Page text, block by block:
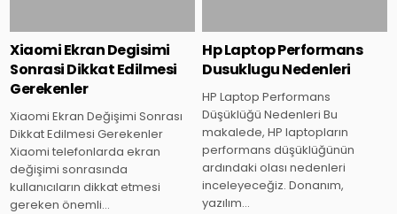
Xiaomi Ekran Degisimi
Sonrasi Dikkat Edilmesi
Gerekenler
Xiaomi Ekran Değişimi Sonrası
Dikkat Edilmesi Gerekenler
Xiaomi telefonlarda ekran
değişimi sonrasında
kullanıcıların dikkat etmesi
gereken önemli…
Hp Laptop Performans
Dusuklugu Nedenleri
HP Laptop Performans
Düşüklüğü Nedenleri Bu
makalede, HP laptopların
performans düşüklüğünün
ardındaki olası nedenleri
inceleyeceğiz. Donanım,
yazılım…